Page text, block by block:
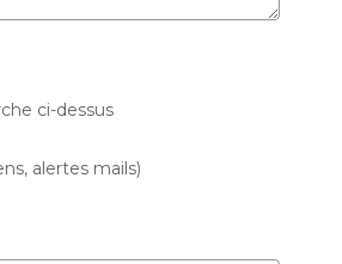
ci-dessus
alertes mails)